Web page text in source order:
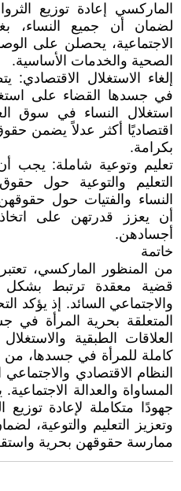
الماركسي إعادة توزيع
لضمان أن جميع النساء،
الاجتماعية، يحصلن على
الصحية والخدمات الأساسية.
إلغاء الاستغلال
في جسدها القضاء على
استغلال النساء في سوق
اقتصاديًا أكثر عدلاً يضمن
بكرامة.
تعليم وتوعية شاملة: يجب
التعليم والتوعية حول
النساء والفتيات حول
أن يعزز قدرتهن على
أجسادهن.
خاتمة
من المنظور الماركسي،
قضية معقدة ترتبط بشكل
والاجتماعي السائد. إذ يؤكد
المتعلقة بحرية المرأة
العلاقات الطبقية
كاملة للمرأة في جسدها،
النظام الاقتصادي
المساواة والعدالة
جهودًا متكاملة لإعادة توزيع
وتعزيز التعليم والتوعية،
ممارسة حقوقهن بحرية